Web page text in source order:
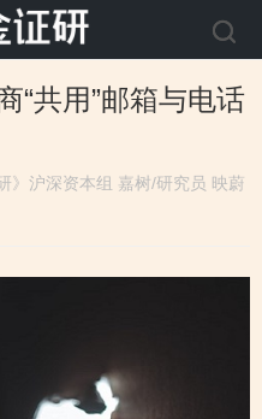
“共用”邮箱与电话
》沪深资本组 嘉树/研究员 映蔚